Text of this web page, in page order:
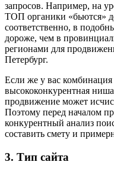
запросов. Например, на
ТОП органики «бьются»
соответственно, в
дороже, чем в
регионами для
Петербург.
Если же у вас
высококонкурентная
продвижение может
Поэтому перед началом
конкурентный анализ
составить смету и
3. Тип сайта